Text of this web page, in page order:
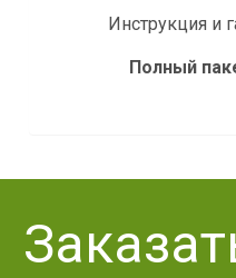
Инструкция и
Полный